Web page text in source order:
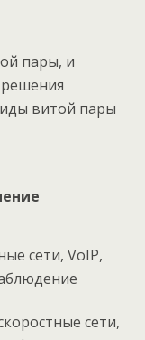
пары, и
витой пары
сети, VoIP,
сети,